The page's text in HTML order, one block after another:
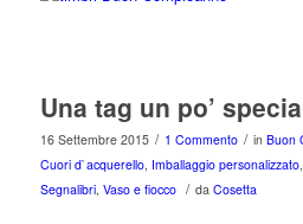
Una tag un po’
16 Settembre 2015 / 1 Commento / in Buon
Cuori d`acquerello, Imballaggio personalizzato,
Segnalibri, Vaso e fiocco / da Cosetta